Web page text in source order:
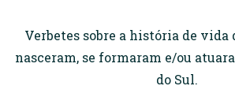
Verbetes sobre a história de vida
nasceram, se formaram e/ou
do Sul.